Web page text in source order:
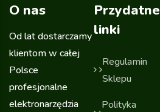
O nas
Od lat dostarczamy
klientom w całej
Polsce
profesjonalne
elektronarzędzia
Przydatne
linki
Regulamin
Sklepu
Polityka